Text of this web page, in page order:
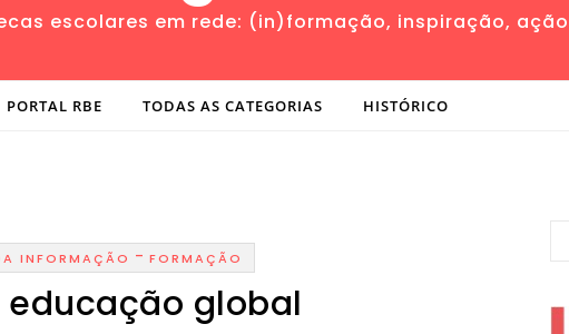
escolares em rede: (in)formação, inspiração, ação
PORTAL RBE TODAS AS CATEGORIAS HISTÓRICO
INFORMAÇÃO - FORMAÇÃO
educação global